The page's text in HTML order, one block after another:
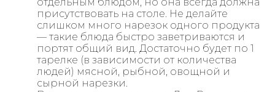
присутствовать на столе. Не делайте
слишком много нарезок одного продукта
— такие блюда быстро заветриваются и
портят общий вид. Достаточно будет по 1
тарелке (в зависимости от количества
людей) мясной, рыбной, овощной и
сырной нарезки.